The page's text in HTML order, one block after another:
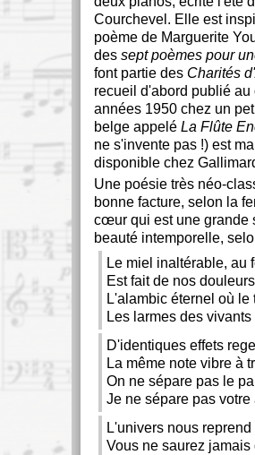
Courchevel. Elle est
poème de Marguerite
des sept poèmes pour
font partie des Charités
recueil d'abord publié au
années 1950 chez un
belge appelé La Flûte
ne s'invente pas !) est
disponible chez
Une poésie très néo-
bonne facture, selon la
cœur qui est une grande
beauté intemporelle,
Le miel inaltérable, au
Est fait de nos
L'alambic éternel où le
Les larmes des
D'identiques effets
La même note vibre à
On ne sépare pas le
Je ne sépare pas votre
L'univers nous
Vous ne saurez